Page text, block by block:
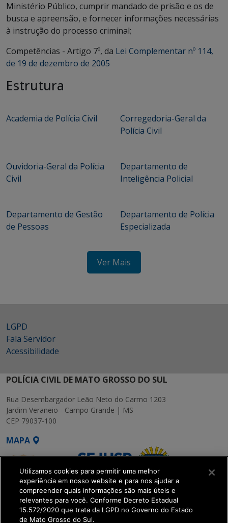
Ministério Público, cumprir mandado de prisão e os de
busca e apreensão, e fornecer informações necessárias
à instrução do processo criminal;
Competências - Artigo 7º, da Lei Complementar nº 114,
de 19 de dezembro de 2005
Estrutura
Academia de Polícia Civil
Corregedoria-Geral da
Polícia Civil
Ouvidoria-Geral da Polícia
Civil
Departamento de
Inteligência Policial
Departamento de Gestão
de Pessoas
Departamento de Polícia
Especializada
Ver Mais
LGPD
Fala Servidor
Acessibilidade
POLÍCIA CIVIL DE MATO GROSSO DO SUL
Rua Desembargador Leão Neto do Carmo 1203
Jardim Veraneio - Campo Grande | MS
CEP 79037-100
MAPA
SETDIG | Secretaria-
Utilizamos cookies para permitir uma melhor
experiência em nosso website e para nos ajudar a
compreender quais informações são mais úteis e
relevantes para você. Conforme Decreto Estadual
15.572/2020 que trata da LGPD no Governo do Estado
de Mato Grosso do Sul.